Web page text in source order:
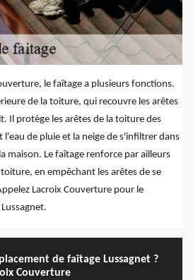
le faîtage a plusieurs fonctions.
de la toiture, qui recouvre les arêtes
Il protège les arêtes de la toiture des
de pluie et la neige de s'infiltrer dans
maison. Le faîtage renforce par ailleurs
en empêchant les arêtes de se
Lacroix Couverture pour le
de faîtage Lussagnet ?
Couverture